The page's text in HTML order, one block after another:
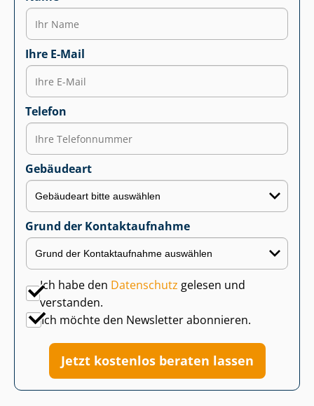
Ihre E-Mail
Telefon
Gebäudeart
Grund der Kontaktaufnahme
Ich habe den Datenschutz gelesen und
verstanden.
Ich möchte den Newsletter abonnieren.
Jetzt kostenlos beraten lassen